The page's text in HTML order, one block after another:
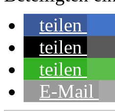
teilen
teilen
teilen
E-Mail